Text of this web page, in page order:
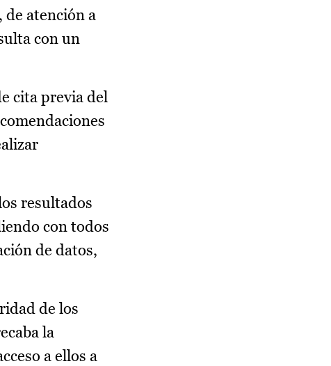
de atención a
con un
cita previa del
resultados
con todos
de datos,
de los
la
a ellos a